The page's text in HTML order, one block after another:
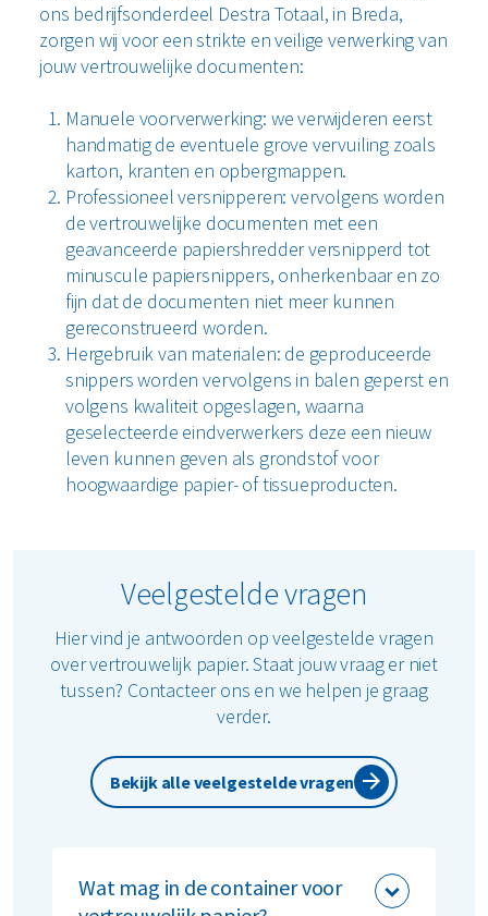
ons bedrijfsonderdeel Destra Totaal, in Breda,
zorgen wij voor een strikte en veilige verwerking van
jouw vertrouwelijke documenten:
Manuele voorverwerking: we verwijderen eerst
handmatig de eventuele grove vervuiling zoals
karton, kranten en opbergmappen.
Professioneel versnipperen: vervolgens worden
de vertrouwelijke documenten met een
geavanceerde papiershredder versnipperd tot
minuscule papiersnippers, onherkenbaar en zo
fijn dat de documenten niet meer kunnen
gereconstrueerd worden.
Hergebruik van materialen: de geproduceerde
snippers worden vervolgens in balen geperst en
volgens kwaliteit opgeslagen, waarna
geselecteerde eindverwerkers deze een nieuw
leven kunnen geven als grondstof voor
hoogwaardige papier- of tissueproducten.
Veelgestelde vragen
Hier vind je antwoorden op veelgestelde vragen
over vertrouwelijk papier. Staat jouw vraag er niet
tussen? Contacteer ons en we helpen je graag
verder.
Bekijk alle veelgestelde vragen
Wat mag in de container voor